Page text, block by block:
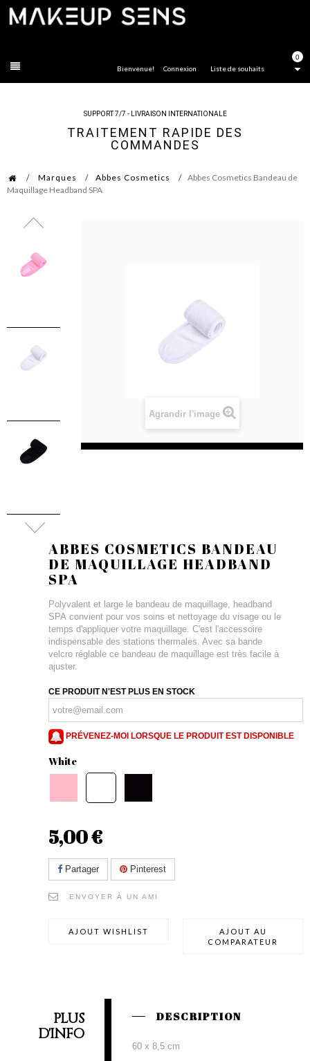
0
Liste de souhaits
Bienvenue! Connexion
SUPPORT 7/7 - LIVRAISON INTERNATIONALE
TRAITEMENT RAPIDE DES
COMMANDES
Marques Abbes Cosmetics
Abbes Cosmetics Bandeau de
Maquillage Headband SPA
Agrandir l'image
ABBES COSMETICS BANDEAU
DE MAQUILLAGE HEADBAND
SPA
Polyvalent et large le bandeau de maquillage, headband
SPA convient pour vos soins et nettoyage du visage ou le
temps d'appliquer votre maquillage. C'est l'accessoire
indispensable des stations thermales. Avec sa bande
velcro réglable ce bandeau de maquillage est très facile à
ajuster.
CE PRODUIT N'EST PLUS EN STOCK
PRÉVENEZ-MOI LORSQUE LE PRODUIT EST DISPONIBLE
White
5,00 €
Partager Pinterest
ENVOYER À UN AMI
AJOUT WISHLIST
AJOUT AU
COMPARATEUR
PLUS
D'INFO
DESCRIPTION
60 x 8,5 cm